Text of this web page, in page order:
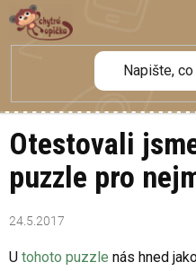
Přejít
na
obsah
Otestovali
puzzle pro
24.5.2017
U tohoto puzzle nás hned